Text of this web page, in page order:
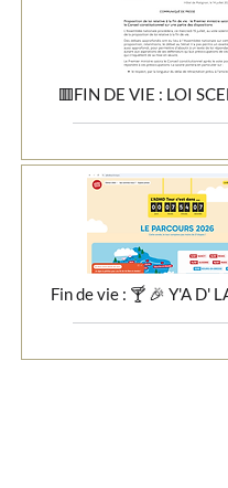
🟥FIN DE VIE : LOI
Fin de vie : 🍸 🎉 Y'A D'